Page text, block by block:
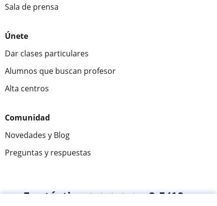
Sala de prensa
Únete
Dar clases particulares
Alumnos que buscan profesor
Alta centros
Comunidad
Novedades y Blog
Preguntas y respuestas
Fantástica★★★★★ 9,5/10